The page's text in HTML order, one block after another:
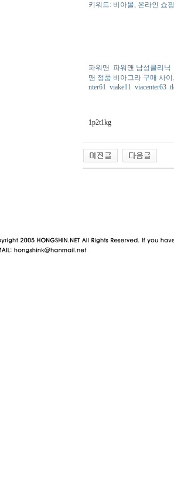
키워드: 비아몰, 온라인 쇼
파워맨 파워맨 남성클리닉
맨 정품 비아그라 구매 사
nter61 viake11 viacenter63
1p2t1kg